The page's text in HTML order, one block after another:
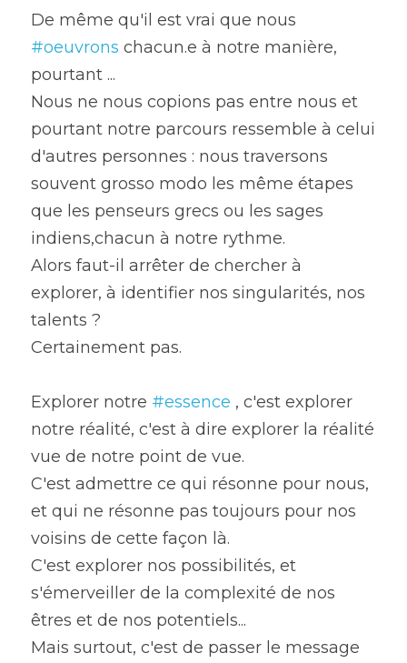
#oeuvrons chacun.e à notre manière,
pourtant ...
Nous ne nous copions pas entre nous et
pourtant notre parcours ressemble à celui
d'autres personnes : nous traversons
souvent grosso modo les même étapes
que les penseurs grecs ou les sages
indiens,chacun à notre rythme.
Alors faut-il arrêter de chercher à
explorer, à identifier nos singularités, nos
talents ?
Certainement pas.
Explorer notre #essence , c'est explorer
notre réalité, c'est à dire explorer la réalité
vue de notre point de vue.
C'est admettre ce qui résonne pour nous,
et qui ne résonne pas toujours pour nos
voisins de cette façon là.
C'est explorer nos possibilités, et
s'émerveiller de la complexité de nos
êtres et de nos potentiels...
Mais surtout, c'est de passer le message